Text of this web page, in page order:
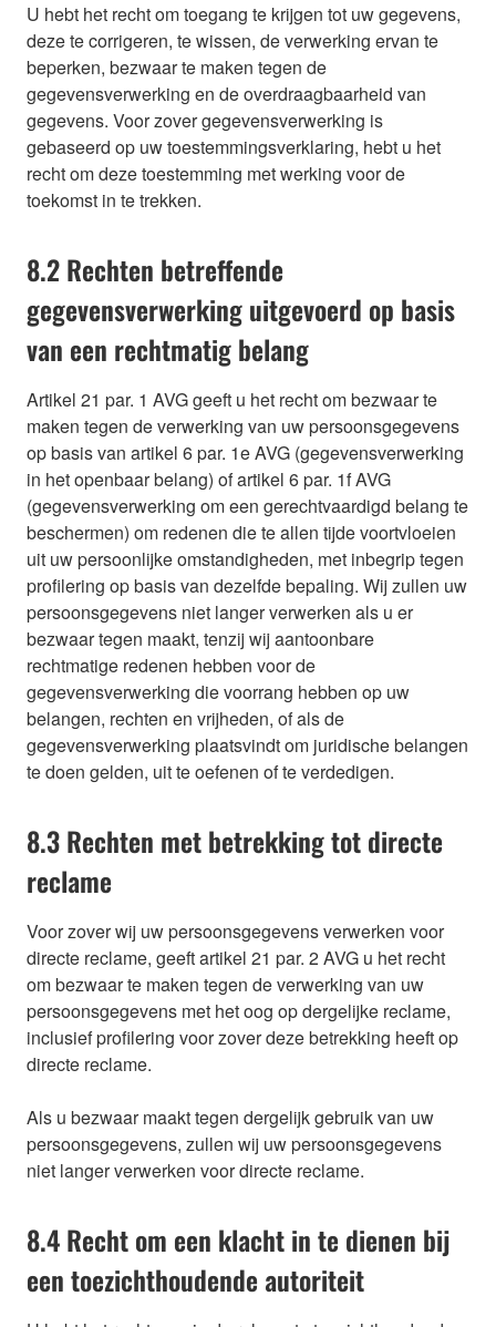
U hebt het recht om toegang te krijgen tot uw gegevens,
deze te corrigeren, te wissen, de verwerking ervan te
beperken, bezwaar te maken tegen de
gegevensverwerking en de overdraagbaarheid van
gegevens. Voor zover gegevensverwerking is
gebaseerd op uw toestemmingsverklaring, hebt u het
recht om deze toestemming met werking voor de
toekomst in te trekken.
8.2 Rechten betreffende
gegevensverwerking uitgevoerd op basis
van een rechtmatig belang
Artikel 21 par. 1 AVG geeft u het recht om bezwaar te
maken tegen de verwerking van uw persoonsgegevens
op basis van artikel 6 par. 1e AVG (gegevensverwerking
in het openbaar belang) of artikel 6 par. 1f AVG
(gegevensverwerking om een gerechtvaardigd belang te
beschermen) om redenen die te allen tijde voortvloeien
uit uw persoonlijke omstandigheden, met inbegrip tegen
profilering op basis van dezelfde bepaling. Wij zullen uw
persoonsgegevens niet langer verwerken als u er
bezwaar tegen maakt, tenzij wij aantoonbare
rechtmatige redenen hebben voor de
gegevensverwerking die voorrang hebben op uw
belangen, rechten en vrijheden, of als de
gegevensverwerking plaatsvindt om juridische belangen
te doen gelden, uit te oefenen of te verdedigen.
8.3 Rechten met betrekking tot directe
reclame
Voor zover wij uw persoonsgegevens verwerken voor
directe reclame, geeft artikel 21 par. 2 AVG u het recht
om bezwaar te maken tegen de verwerking van uw
persoonsgegevens met het oog op dergelijke reclame,
inclusief profilering voor zover deze betrekking heeft op
directe reclame.
Als u bezwaar maakt tegen dergelijk gebruik van uw
persoonsgegevens, zullen wij uw persoonsgegevens
niet langer verwerken voor directe reclame.
8.4 Recht om een klacht in te dienen bij
een toezichthoudende autoriteit